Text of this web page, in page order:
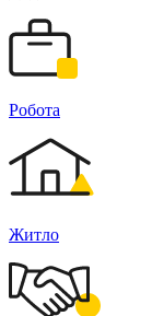
Робота
Житло